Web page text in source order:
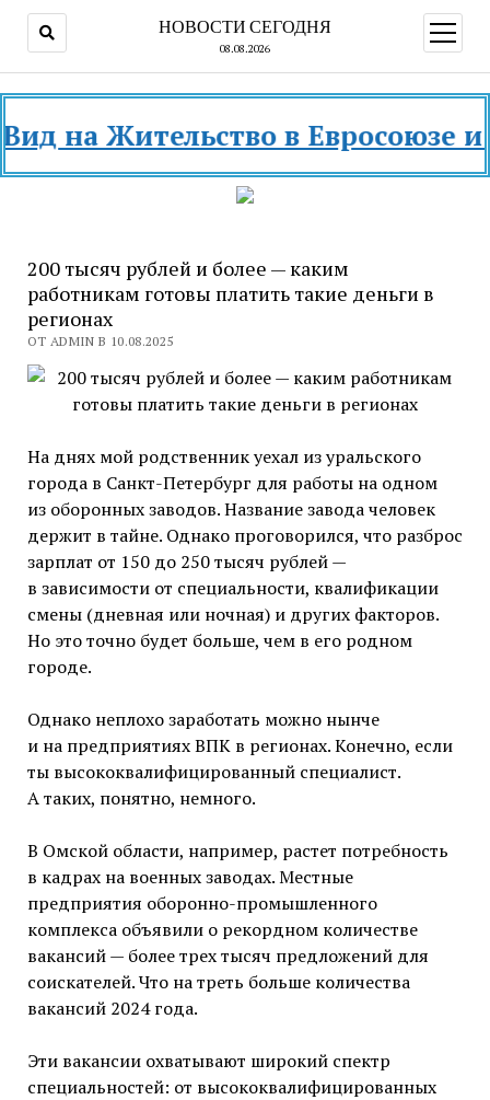
НОВОСТИ СЕГОДНЯ
08.08.2026
меню
Жительство в Евросоюзе и
200 тысяч рублей и более — каким
работникам готовы платить такие деньги в
регионах
ОТ ADMIN В 10.08.2025
На днях мой родственник уехал из уральского
города в Санкт-Петербург для работы на одном
из оборонных заводов. Название завода человек
держит в тайне. Однако проговорился, что разброс
зарплат от 150 до 250 тысяч рублей —
в зависимости от специальности, квалификации
смены (дневная или ночная) и других факторов.
Но это точно будет больше, чем в его родном
городе.
Однако неплохо заработать можно нынче
и на предприятиях ВПК в регионах. Конечно, если
ты высококвалифицированный специалист.
А таких, понятно, немного.
В Омской области, например, растет потребность
в кадрах на военных заводах. Местные
предприятия оборонно-промышленного
комплекса объявили о рекордном количестве
вакансий — более трех тысяч предложений для
соискателей. Что на треть больше количества
вакансий 2024 года.
Эти вакансии охватывают широкий спектр
специальностей: от высококвалифицированных